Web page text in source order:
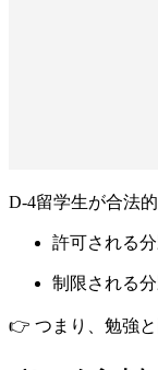
D-4留学生が合法
許可される
制限される
👉 つまり、 勉強